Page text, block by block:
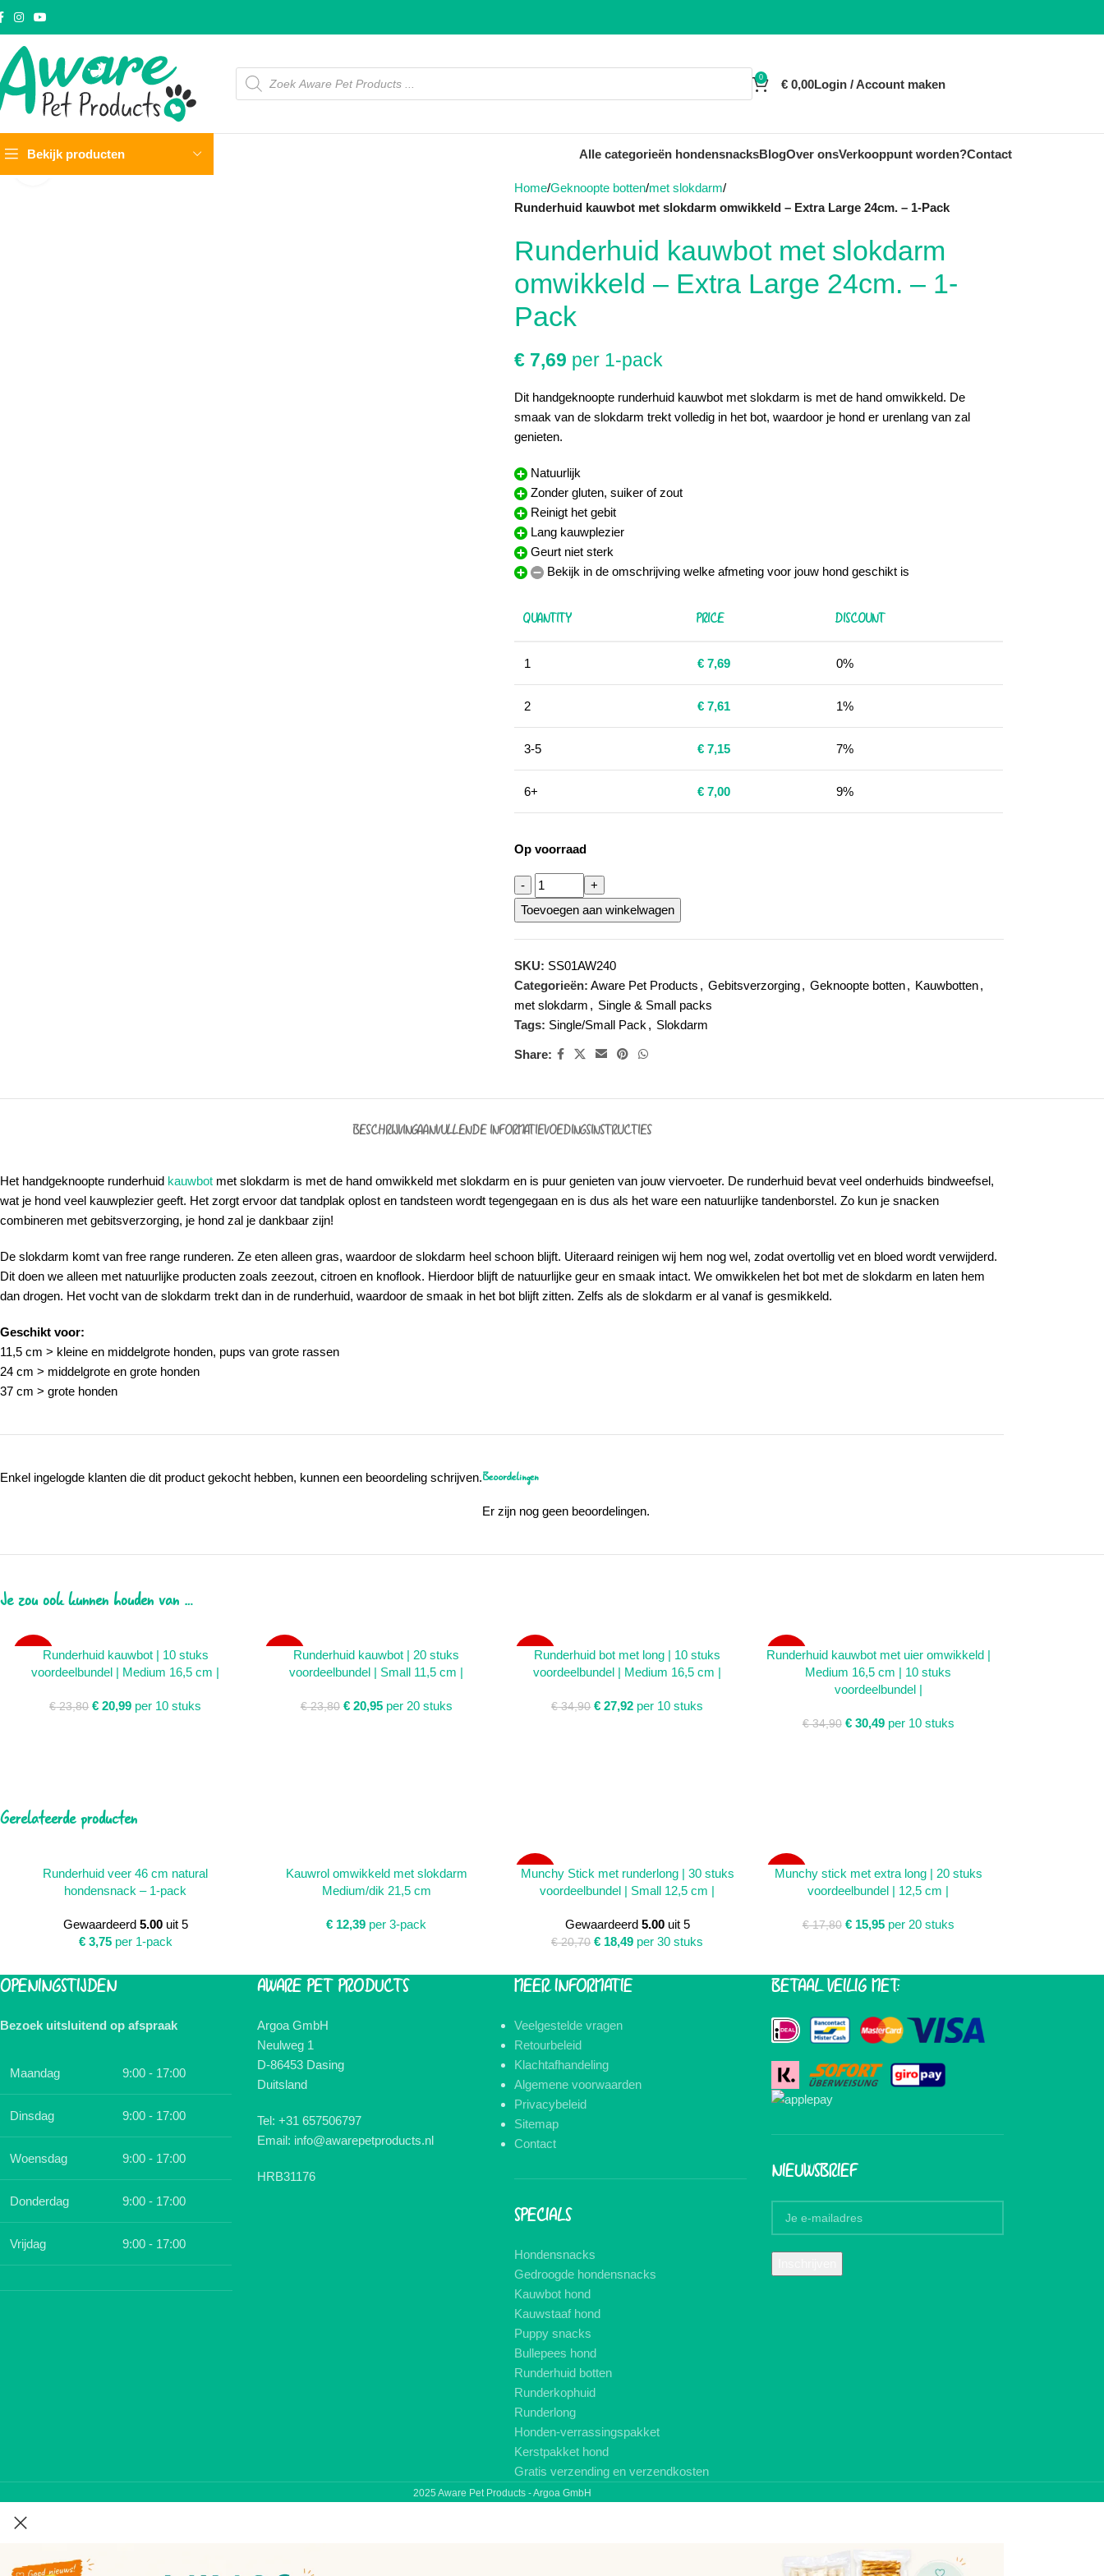
0 € 0,00Login / Account maken
Bekijk producten Alle categorieën hondensnacksBlogOver onsVerkooppunt worden?Contact
Click to enlarge
Home Geknoopte botten met slokdarm
Runderhuid kauwbot met slokdarm omwikkeld – Extra Large 24cm. – 1-Pack
Runderhuid kauwbot met slokdarm
omwikkeld – Extra Large 24cm. – 1-
Pack
€7,69 per 1-pack
Dit handgeknoopte runderhuid kauwbot met slokdarm is met de hand omwikkeld. De
smaak van de slokdarm trekt volledig in het bot, waardoor je hond er urenlang van zal
genieten.
Natuurlijk
Zonder gluten, suiker of zout
Reinigt het gebit
Lang kauwplezier
Geurt niet sterk
Bekijk in de omschrijving welke afmeting voor jouw hond geschikt is
QUANTITY PRICE DISCOUNT
1 €7,69 0%
2 €7,61 1%
3-5 €7,15 7%
6+ €7,00 9%
Op voorraad
Toevoegen aan winkelwagen
SKU: SS01AW240
Categorieën: Aware Pet Products , Gebitsverzorging, Geknoopte botten, Kauwbotten,
met slokdarm , Single & Small packs
Tags: Single/Small Pack , Slokdarm
Share:
BESCHRIJVINGAANVULLENDE INFORMATIEVOEDINGSINSTRUCTIES
Het handgeknoopte runderhuid kauwbot met slokdarm is met de hand omwikkeld met slokdarm en is puur genieten van jouw viervoeter. De runderhuid bevat veel onderhuids bindweefsel,
wat je hond veel kauwplezier geeft. Het zorgt ervoor dat tandplak oplost en tandsteen wordt tegengegaan en is dus als het ware een natuurlijke tandenborstel. Zo kun je snacken
combineren met gebitsverzorging, je hond zal je dankbaar zijn!
De slokdarm komt van free range runderen. Ze eten alleen gras, waardoor de slokdarm heel schoon blijft. Uiteraard reinigen wij hem nog wel, zodat overtollig vet en bloed wordt verwijderd.
Dit doen we alleen met natuurlijke producten zoals zeezout, citroen en knoflook. Hierdoor blijft de natuurlijke geur en smaak intact. We omwikkelen het bot met de slokdarm en laten hem
dan drogen. Het vocht van de slokdarm trekt dan in de runderhuid, waardoor de smaak in het bot blijft zitten. Zelfs als de slokdarm er al vanaf is gesmikkeld.
Geschikt voor:
11,5 cm > kleine en middelgrote honden, pups van grote rassen
24 cm > middelgrote en grote honden
37 cm > grote honden
Beoordelingen
Er zijn nog geen beoordelingen.
Enkel ingelogde klanten die dit product gekocht hebben, kunnen een beoordeling schrijven.
Je zou ook kunnen houden van …
SALE
LEES VERDER
Runderhuid kauwbot | 10 stuks
voordeelbundel | Medium 16,5 cm |
€23,80 € 20,99 per 10 stuks
SALE
TOEVOEGEN AAN WINKELWAGEN
Runderhuid kauwbot | 20 stuks
voordeelbundel | Small 11,5 cm |
€23,80 €20,95 per 20 stuks
SALE
TOEVOEGEN AAN WINKELWAGEN
Runderhuid bot met long | 10 stuks
voordeelbundel | Medium 16,5 cm |
€34,90 € 27,92 per 10 stuks
SALE
TOEVOEGEN AAN WINKELWAGEN
Runderhuid kauwbot met uier omwikkeld |
Medium 16,5 cm | 10 stuks
voordeelbundel |
€34,90 €30,49 per 10 stuks
Gerelateerde producten
TOEVOEGEN AAN WINKELWAGEN
Runderhuid veer 46 cm natural
hondensnack – 1-pack
Gewaardeerd 5.00uit 5
€3,75 per 1-pack
TOEVOEGEN AAN WINKELWAGEN
Kauwrol omwikkeld met slokdarm
Medium/dik 21,5 cm
€ 12,39 per 3-pack
SALE
TOEVOEGEN AAN WINKELWAGEN
Munchy Stick met runderlong | 30 stuks
voordeelbundel | Small 12,5 cm |
Gewaardeerd 5.00uit 5
€20,70 € 18,49 per 30 stuks
SALE
TOEVOEGEN AAN WINKELWAGEN
Munchy stick met extra long | 20 stuks
voordeelbundel | 12,5 cm |
€17,80 €15,95 per 20 stuks
OPENINGSTIJDEN
Bezoek uitsluitend op afspraak
Maandag 9:00 - 17:00
Dinsdag 9:00 - 17:00
Woensdag 9:00 - 17:00
Donderdag 9:00 - 17:00
Vrijdag 9:00 - 17:00
AWARE PET PRODUCTS
Argoa GmbH
Neulweg 1
D-86453 Dasing
Duitsland
Tel: +31 657506797
Email: info@awarepetproducts.nl
HRB31176
MEER INFORMATIE
Veelgestelde vragen
Retourbeleid
Klachtafhandeling
Algemene voorwaarden
Privacybeleid
Sitemap
Contact
SPECIALS
Hondensnacks
Gedroogde hondensnacks
Kauwbot hond
Kauwstaaf hond
Puppy snacks
Bullepees hond
Runderhuid botten
Runderkophuid
Runderlong
Honden-verrassingspakket
Kerstpakket hond
Gratis verzending en verzendkosten
BETAAL VEILIG MET:
NIEUWSBRIEF
2025 Aware Pet Products - Argoa GmbH